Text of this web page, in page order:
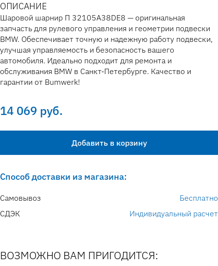
ОПИСАНИЕ
Шаровой шарнир П 32105A38DE8 — оригинальная
запчасть для рулевого управления и геометрии подвески
BMW. Обеспечивает точную и надежную работу подвески,
улучшая управляемость и безопасность вашего
автомобиля. Идеально подходит для ремонта и
обслуживания BMW в Санкт-Петербурге. Качество и
гарантии от Bumwerk!
14 069 руб.
Добавить в корзину
Способ доставки из магазина:
Самовывоз
Бесплатно
СДЭК
Индивидуальный расчет
ВОЗМОЖНО ВАМ ПРИГОДИТСЯ: